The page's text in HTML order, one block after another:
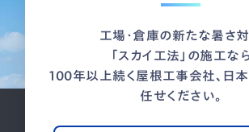
工場・倉庫の新たな暑さ
「スカイ工法」の施工な
100年以上続く屋根工事会社、日
任せください。